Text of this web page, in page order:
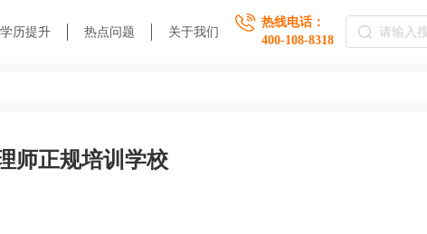
学历提升 热点问题 关于我们
热线电话：
400-108-8318
师正规培训学校